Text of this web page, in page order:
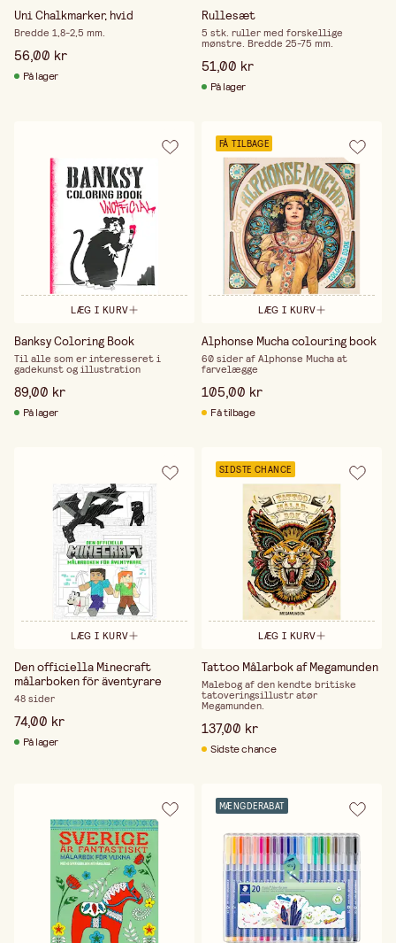
Uni Chalkmarker, hvid
Bredde 1,8-2,5 mm.
56,00 kr
På lager
Rullesæt
5 stk. ruller med forskellige
mønstre. Bredde 25-75 mm.
51,00 kr
På lager
LÆG I KURV
Banksy Coloring Book
Til alle som er interesseret i
gadekunst og illustration
89,00 kr
På lager
FÅ TILBAGE
LÆG I KURV
Alphonse Mucha colouring book
60 sider af Alphonse Mucha at
farvelægge
105,00 kr
Få tilbage
LÆG I KURV
Den officiella Minecraft
målarboken för äventyrare
48 sider
74,00 kr
På lager
SIDSTE CHANCE
LÆG I KURV
Tattoo Målarbok af Megamunden
Malebog af den kendte britiske
tatoveringsillustr atør
Megamunden.
137,00 kr
Sidste chance
MÆNGDERABAT